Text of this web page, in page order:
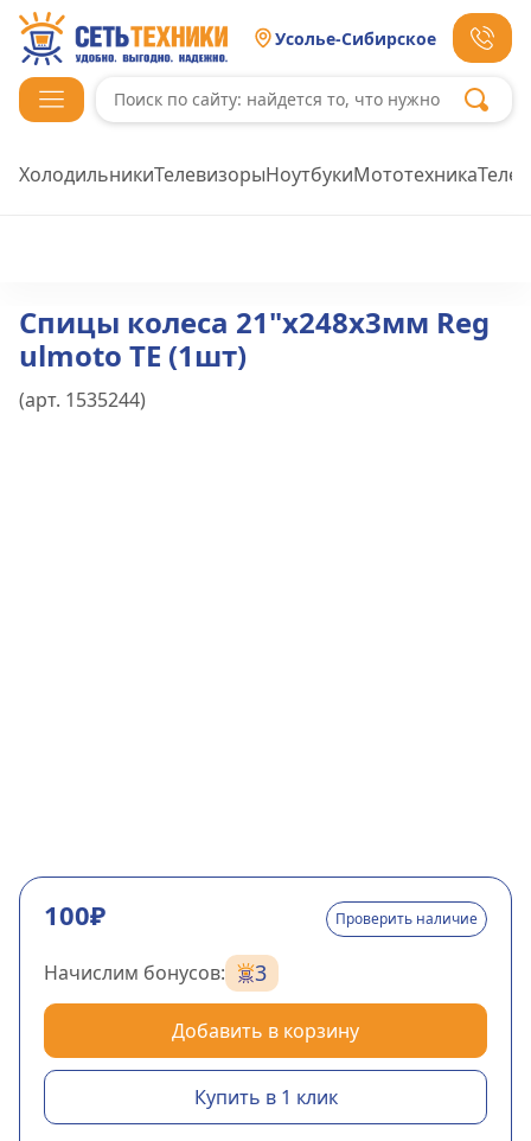
Усолье-Сибирское
ХолодильникиТелевизорыНоутбукиМототехника
Спицы колеса 21"х248x3мм Reg
ulmoto TE (1шт)
(арт. 1535244)
100₽ Проверить наличие
Начислим бонусов: 3
Добавить в корзину
Купить в 1 клик